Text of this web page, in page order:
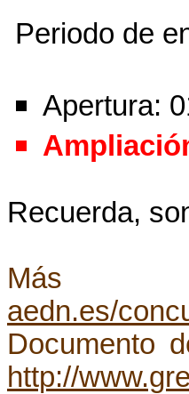
Periodo de
Apertura:
Recuerda,
Más
aedn.es/
Documento
http://